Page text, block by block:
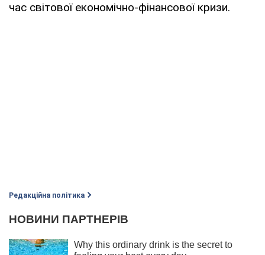
час світової економічно-фінансової кризи.
Редакційна політика